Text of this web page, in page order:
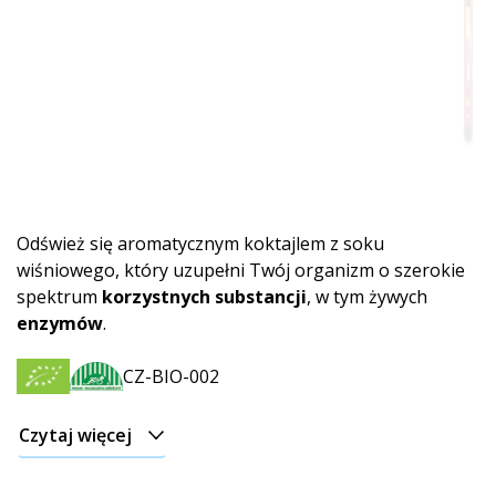
Odśwież się aromatycznym koktajlem z soku
wiśniowego, który uzupełni Twój organizm o szerokie
spektrum korzystnych substancji, w tym żywych
enzymów.
CZ-BIO-002
Czytaj więcej